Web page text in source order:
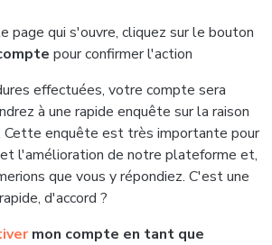
page qui s'ouvre, cliquez sur le bouton
pour confirmer l'action
effectuées, votre compte sera
à une rapide enquête sur la raison
Cette enquête est très importante pour
l'amélioration de notre plateforme et,
que vous y répondiez. C'est une
d'accord ?
mon compte en tant que